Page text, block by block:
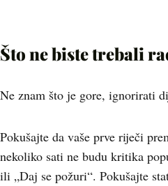
Što ne biste trebali
Ne znam što je gore, ignorirati
Pokušajte da vaše prve riječi
nekoliko sati ne budu kritika
ili „Daj se požuri“. Pokušajte